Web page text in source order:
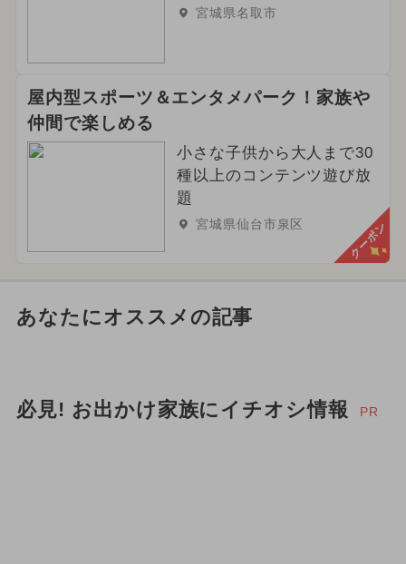
宮城県名取市
屋内型スポーツ＆エンタメパーク！家族や
仲間で楽しめる
小さな子供から大人まで30
種以上のコンテンツ遊び放
題
宮城県仙台市泉区 クーポン
あなたにオススメの記事
必見! お出かけ家族にイチオシ情報 PR